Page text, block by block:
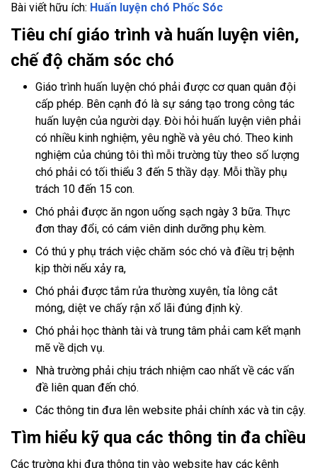
Bài viết hữu ích: Huấn luyện chó Phốc Sóc
Tiêu chí giáo trình và huấn luyện viên,
chế độ chăm sóc chó
Giáo trình huấn luyện chó phải được cơ quan quân đội
cấp phép. Bên cạnh đó là sự sáng tạo trong công tác
huấn luyện của người dạy. Đòi hỏi huấn luyện viên phải
có nhiều kinh nghiệm, yêu nghề và yêu chó. Theo kinh
nghiệm của chúng tôi thì mỗi trường tùy theo số lượng
chó phải có tối thiểu 3 đến 5 thầy dạy. Mỗi thầy phụ
trách 10 đến 15 con.
Chó phải được ăn ngon uống sạch ngày 3 bữa. Thực
đơn thay đổi, có cám viên dinh dưỡng phụ kèm.
Có thú y phụ trách việc chăm sóc chó và điều trị bệnh
kịp thời nếu xảy ra,
Chó phải được tắm rửa thường xuyên, tỉa lông cắt
móng, diệt ve chấy rận xổ lãi đúng định kỳ.
Chó phải học thành tài và trung tâm phải cam kết mạnh
mẽ về dịch vụ.
Nhà trường phải chịu trách nhiệm cao nhất về các vấn
đề liên quan đến chó.
Các thông tin đưa lên website phải chính xác và tin cậy.
Tìm hiểu kỹ qua các thông tin đa chiều
Các trường khi đưa thông tin vào website hay các kênh